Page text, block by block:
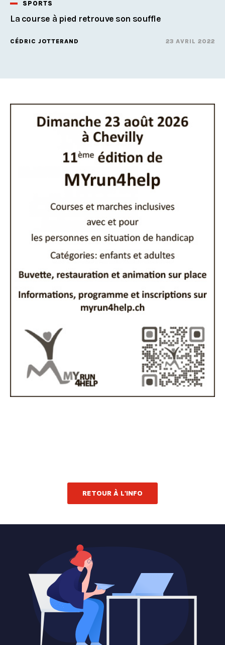
SPORTS
La course à pied retrouve son souffle
CÉDRIC JOTTERAND 23 AVRIL 2022
RETOUR À L'INFO